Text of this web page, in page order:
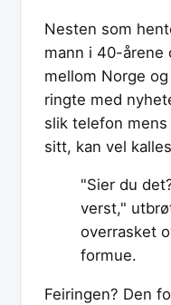
Nesten som
mann i 40-årene
mellom Norge
ringte med
slik telefon
sitt, kan vel
"Sier du
verst,"
overrasket
formue.
Feiringen? Den